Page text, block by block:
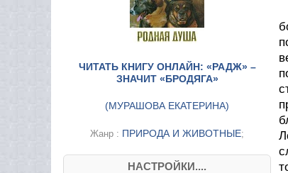
ЧИТАТЬ КНИГУ ОНЛАЙН: «РАДЖ» –
ЗНАЧИТ «БРОДЯГА»
(МУРАШОВА ЕКАТЕРИНА)
Жанр : ПРИРОДА И ЖИВОТНЫЕ;
НАСТРОЙКИ....